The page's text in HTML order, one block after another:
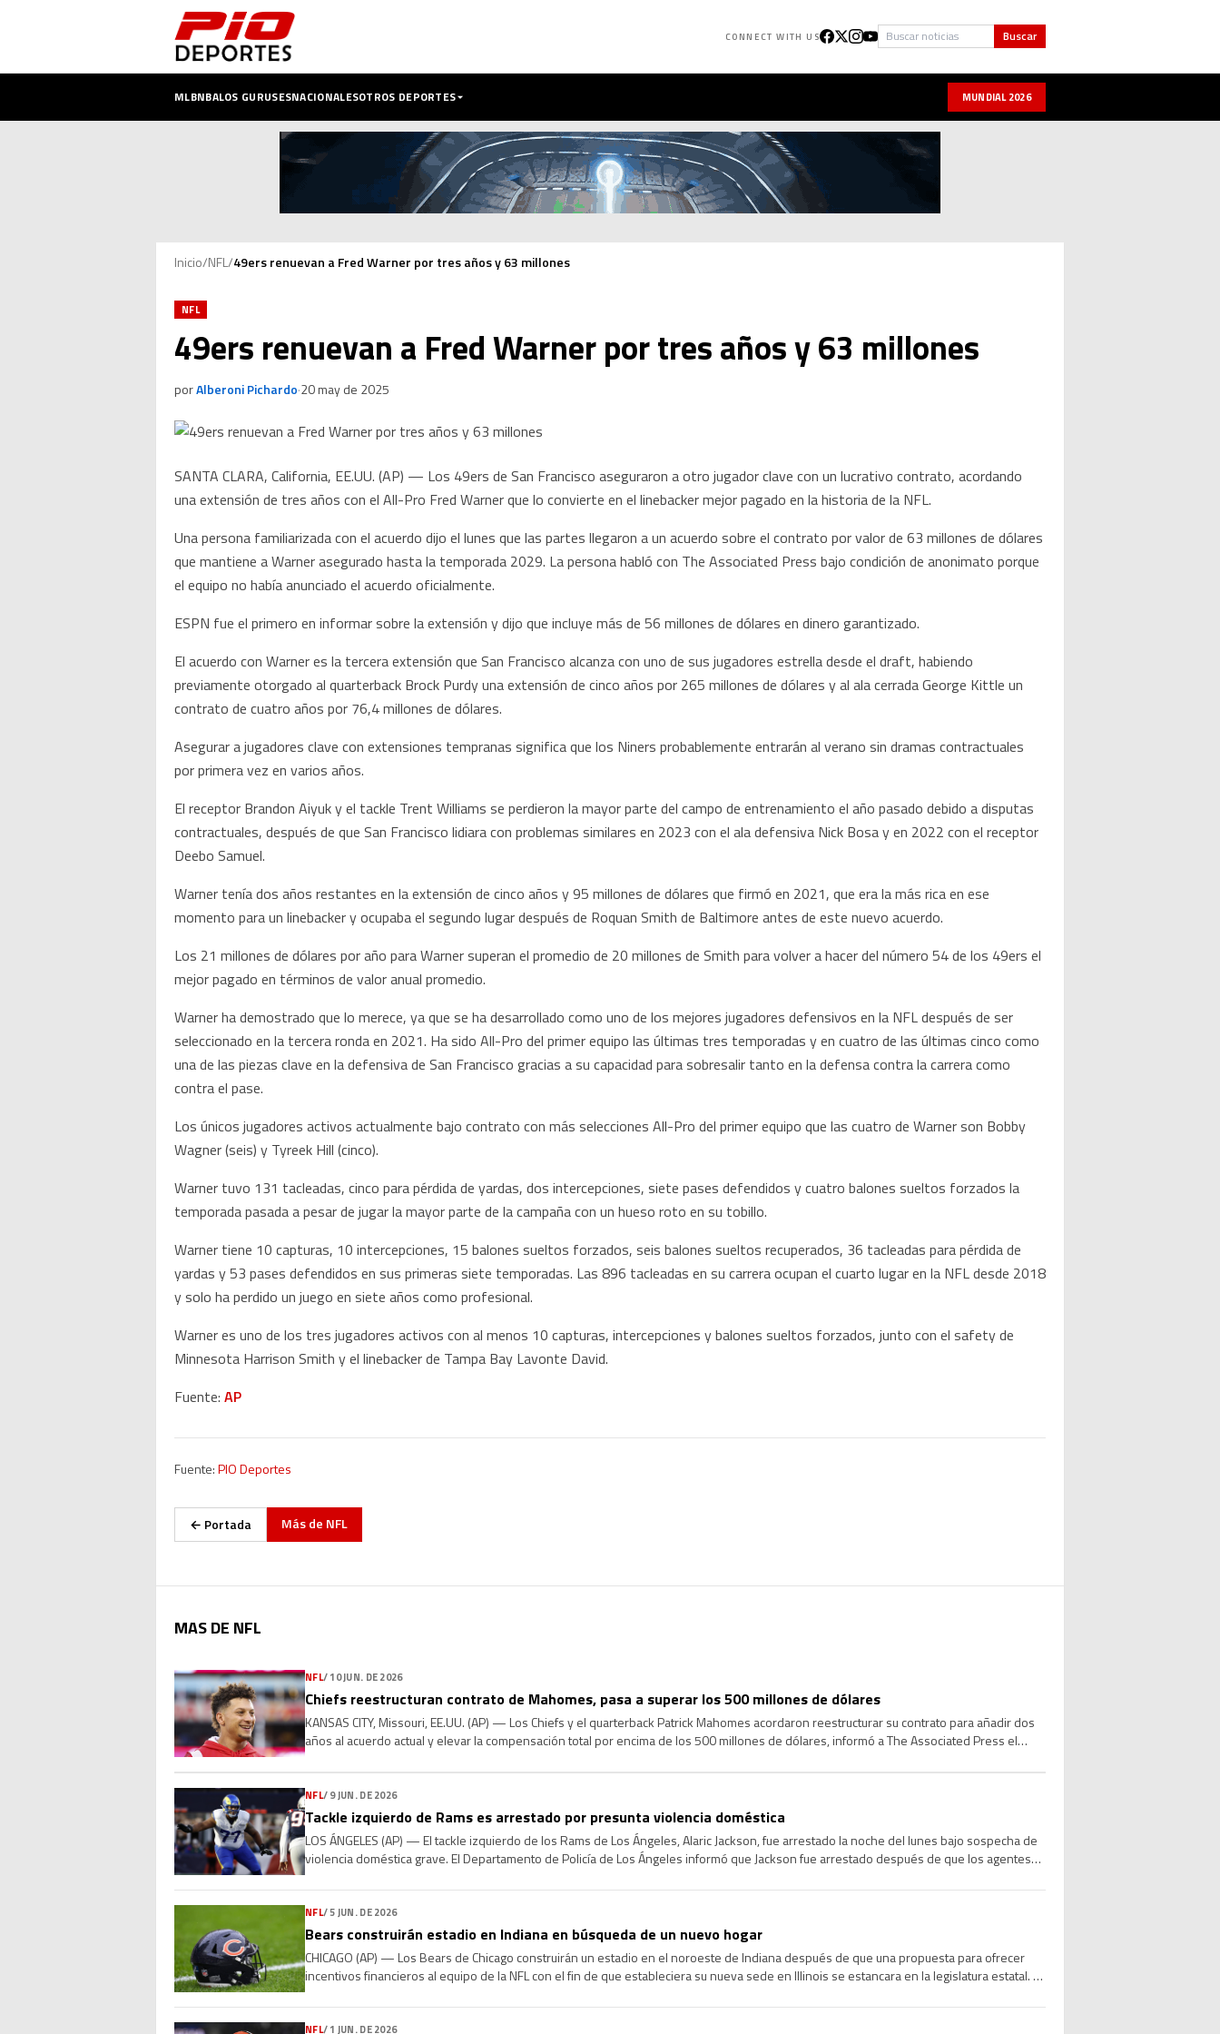
CONNECT WITH US Buscar Buscar
MLBNBALOS GURUSESNACIONALESOTROS DEPORTES MUNDIAL 2026
Inicio/NFL/49ers renuevan a Fred Warner por tres años y 63 millones
NFL
49ers renuevan a Fred Warner por tres años y 63 millones
porAlberoni Pichardo·20 may de 2025
SANTA CLARA, California, EE.UU. (AP) — Los 49ers de San Francisco aseguraron a otro jugador clave con un lucrativo contrato, acordando
una extensión de tres años con el All-Pro Fred Warner que lo convierte en el linebacker mejor pagado en la historia de la NFL.
Una persona familiarizada con el acuerdo dijo el lunes que las partes llegaron a un acuerdo sobre el contrato por valor de 63 millones de dólares
que mantiene a Warner asegurado hasta la temporada 2029. La persona habló con The Associated Press bajo condición de anonimato porque
el equipo no había anunciado el acuerdo oficialmente.
ESPN fue el primero en informar sobre la extensión y dijo que incluye más de 56 millones de dólares en dinero garantizado.
El acuerdo con Warner es la tercera extensión que San Francisco alcanza con uno de sus jugadores estrella desde el draft, habiendo
previamente otorgado al quarterback Brock Purdy una extensión de cinco años por 265 millones de dólares y al ala cerrada George Kittle un
contrato de cuatro años por 76,4 millones de dólares.
Asegurar a jugadores clave con extensiones tempranas significa que los Niners probablemente entrarán al verano sin dramas contractuales
por primera vez en varios años.
El receptor Brandon Aiyuk y el tackle Trent Williams se perdieron la mayor parte del campo de entrenamiento el año pasado debido a disputas
contractuales, después de que San Francisco lidiara con problemas similares en 2023 con el ala defensiva Nick Bosa y en 2022 con el receptor
Deebo Samuel.
Warner tenía dos años restantes en la extensión de cinco años y 95 millones de dólares que firmó en 2021, que era la más rica en ese
momento para un linebacker y ocupaba el segundo lugar después de Roquan Smith de Baltimore antes de este nuevo acuerdo.
Los 21 millones de dólares por año para Warner superan el promedio de 20 millones de Smith para volver a hacer del número 54 de los 49ers el
mejor pagado en términos de valor anual promedio.
Warner ha demostrado que lo merece, ya que se ha desarrollado como uno de los mejores jugadores defensivos en la NFL después de ser
seleccionado en la tercera ronda en 2021. Ha sido All-Pro del primer equipo las últimas tres temporadas y en cuatro de las últimas cinco como
una de las piezas clave en la defensiva de San Francisco gracias a su capacidad para sobresalir tanto en la defensa contra la carrera como
contra el pase.
Los únicos jugadores activos actualmente bajo contrato con más selecciones All-Pro del primer equipo que las cuatro de Warner son Bobby
Wagner (seis) y Tyreek Hill (cinco).
Warner tuvo 131 tacleadas, cinco para pérdida de yardas, dos intercepciones, siete pases defendidos y cuatro balones sueltos forzados la
temporada pasada a pesar de jugar la mayor parte de la campaña con un hueso roto en su tobillo.
Warner tiene 10 capturas, 10 intercepciones, 15 balones sueltos forzados, seis balones sueltos recuperados, 36 tacleadas para pérdida de
yardas y 53 pases defendidos en sus primeras siete temporadas. Las 896 tacleadas en su carrera ocupan el cuarto lugar en la NFL desde 2018
y solo ha perdido un juego en siete años como profesional.
Warner es uno de los tres jugadores activos con al menos 10 capturas, intercepciones y balones sueltos forzados, junto con el safety de
Minnesota Harrison Smith y el linebacker de Tampa Bay Lavonte David.
Fuente: AP
Fuente:PIO Deportes
← Portada Más de NFL
MAS DE NFL
NFL/10 JUN. DE 2026
Chiefs reestructuran contrato de Mahomes, pasa a superar los 500 millones de dólares
KANSAS CITY, Missouri, EE.UU. (AP) — Los Chiefs y el quarterback Patrick Mahomes acordaron reestructurar su contrato para añadir dos
años al acuerdo actual y elevar la compensación total por encima de los 500 millones de dólares, informó a The Associated Press el
NFL/9 JUN. DE 2026
Tackle izquierdo de Rams es arrestado por presunta violencia doméstica
LOS ÁNGELES (AP) — El tackle izquierdo de los Rams de Los Ángeles, Alaric Jackson, fue arrestado la noche del lunes bajo sospecha de
violencia doméstica grave. El Departamento de Policía de Los Ángeles informó que Jackson fue arrestado después de que los agentes
NFL/5 JUN. DE 2026
Bears construirán estadio en Indiana en búsqueda de un nuevo hogar
CHICAGO (AP) — Los Bears de Chicago construirán un estadio en el noroeste de Indiana después de que una propuesta para ofrecer
incentivos financieros al equipo de la NFL con el fin de que estableciera su nueva sede en Illinois se estancara en la legislatura estatal. La
NFL/1 JUN. DE 2026